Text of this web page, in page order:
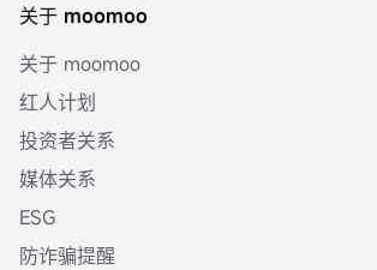
关于 moomoo
关于 moomoo
红人计划
投资者关系
媒体关系
ESG
防诈骗提醒